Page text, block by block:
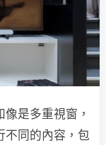
是多重視窗，
不同的內容，包